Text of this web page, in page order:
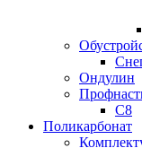
Ондулин
С8
Поликарбонат